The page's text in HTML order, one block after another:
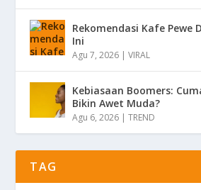
Rekomendasi Kafe Pewe
Ini
Agu 7, 2026 |VIRAL
Kebiasaan Boomers:
Bikin Awet Muda?
Agu 6, 2026 |TREND
TAG